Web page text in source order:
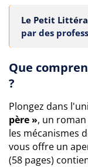
Le Petit
par des
Que
?
Plongez dans
père », un
les mécanismes
vous offre un
(58 pages)